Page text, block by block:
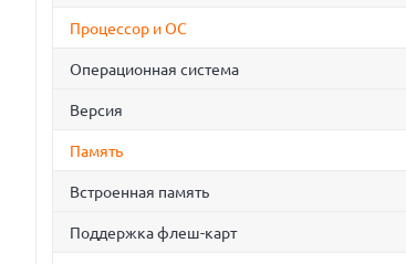
Процессор и ОС
Операционная система
Версия
Память
Встроенная память
Поддержка флеш-карт